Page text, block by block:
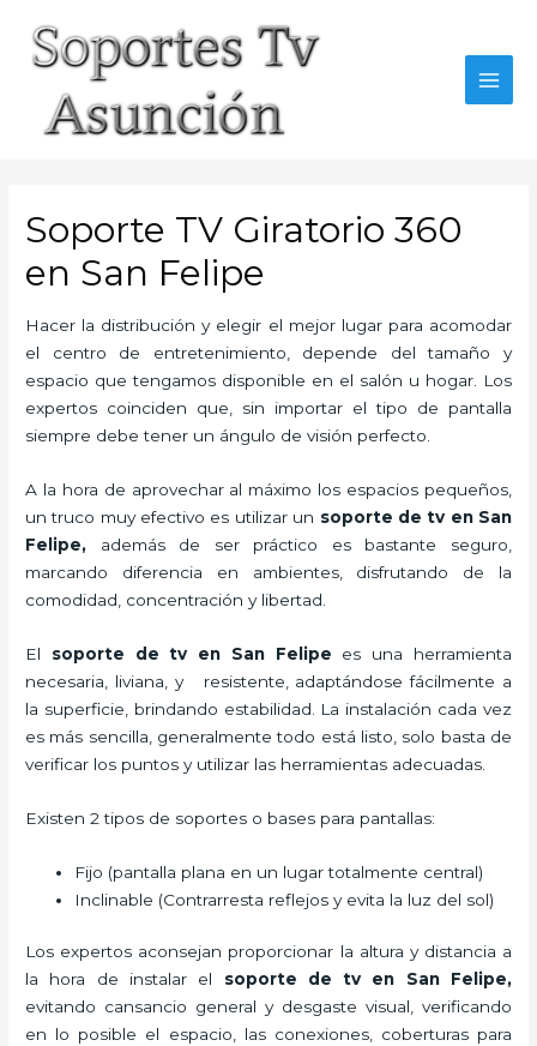
content
Soporte TV Giratorio 360
en San Felipe
Hacer la distribución y elegir el mejor lugar para acomodar
el centro de entretenimiento, depende del tamaño y
espacio que tengamos disponible en el salón u hogar. Los
expertos coinciden que, sin importar el tipo de pantalla
siempre debe tener un ángulo de visión perfecto.
A la hora de aprovechar al máximo los espacios pequeños,
un truco muy efectivo es utilizar un soporte de tv en San
Felipe, además de ser práctico es bastante seguro,
marcando diferencia en ambientes, disfrutando de la
comodidad, concentración y libertad.
El soporte de tv en San Felipe es una herramienta
necesaria, liviana, y resistente, adaptándose fácilmente a
la superficie, brindando estabilidad. La instalación cada vez
es más sencilla, generalmente todo está listo, solo basta de
verificar los puntos y utilizar las herramientas adecuadas.
Existen 2 tipos de soportes o bases para pantallas:
Fijo (pantalla plana en un lugar totalmente central)
Inclinable (Contrarresta reflejos y evita la luz del sol)
Los expertos aconsejan proporcionar la altura y distancia a
la hora de instalar el soporte de tv en San Felipe,
evitando cansancio general y desgaste visual, verificando
en lo posible el espacio, las conexiones, coberturas para